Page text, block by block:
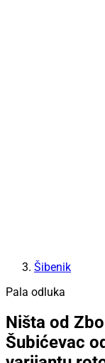
Šibenik
Pala odluka
Ništa od
Šubićevac